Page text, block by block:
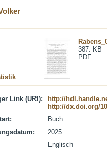
387. KB
PDF
Link (URI):
http://
http://dx.doi.org/
Buch
2025
Englisch